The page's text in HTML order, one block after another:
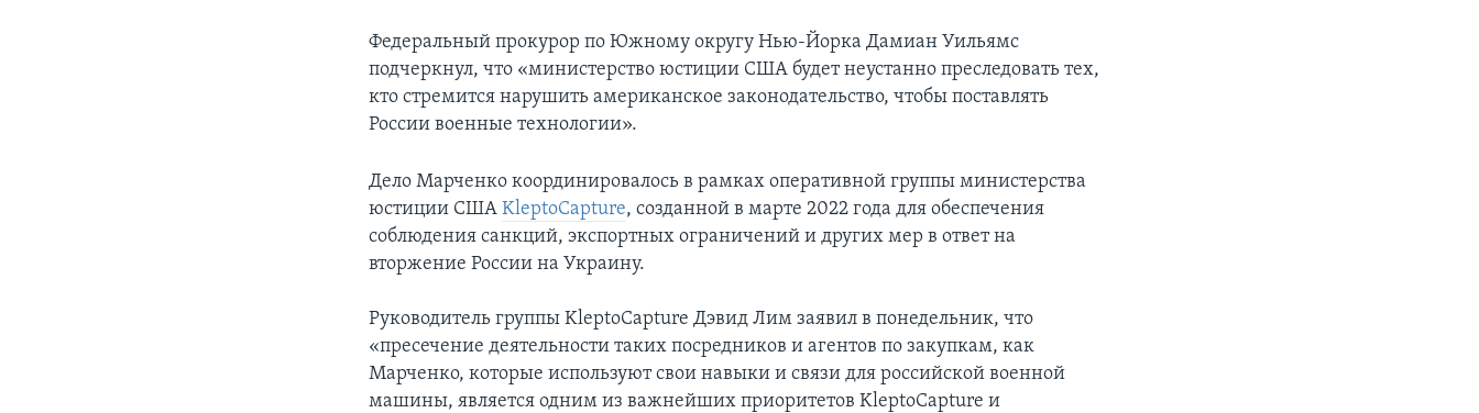
Федеральный прокурор по Южному округу Нью-Йорка Дамиан Уильямс
подчеркнул, что «министерство юстиции США будет неустанно преследовать тех,
кто стремится нарушить американское законодательство, чтобы поставлять
России военные технологии».
Дело Марченко координировалось в рамках оперативной группы министерства
юстиции СШАKleptoCapture, созданной в марте 2022 года для обеспечения
соблюдения санкций, экспортных ограничений и других мер в ответ на
вторжение России на Украину.
Руководитель группы KleptoCapture Дэвид Лим заявил в понедельник, что
«пресечение деятельности таких посредников и агентов по закупкам, как
Марченко, которые используют свои навыки и связи для российской военной
машины, является одним из важнейших приоритетов KleptoCapture и